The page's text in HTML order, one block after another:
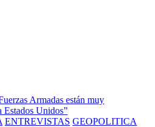
ENTREVISTAS GEOPOLITICA